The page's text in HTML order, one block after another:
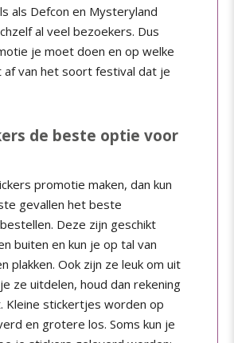
als Defcon en Mysteryland
al veel bezoekers. Dus
je moet doen en op welke
af van het soort festival dat je
de beste optie voor
promotie maken, dan kun
gevallen het beste
bestellen. Deze zijn geschikt
buiten en kun je op tal van
plakken. Ook zijn ze leuk om uit
ze uitdelen, houd dan rekening
Kleine stickertjes worden op
en grotere los. Soms kun je